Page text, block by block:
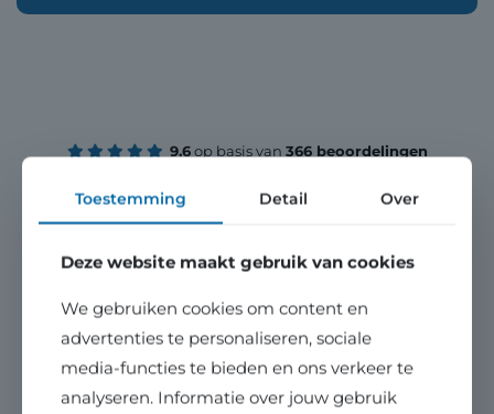
9.6op basis van 366 beoordelingen
Onze klanten aan het woord.
Lees hoe anderen onze aanpak hebben ervaren.
Over reviews
Toestemming Detail Over
Deze website maakt gebruik van cookies
We gebruiken cookies om content en
advertenties te personaliseren, sociale
media-functies te bieden en ons verkeer te
analyseren. Informatie over jouw gebruik